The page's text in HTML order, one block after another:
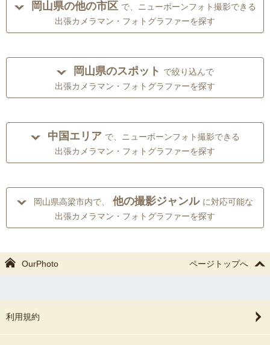
岡山県の他の市区 で、ニューボーンフォト撮影できる
出張カメラマン・フォトグラファーを探す
岡山県のスポット で絞り込んで
出張カメラマン・フォトグラファーを探す
中国エリア で、ニューボーンフォト撮影できる
出張カメラマン・フォトグラファーを探す
岡山県高梁市内で、 他の撮影ジャンル に対応可能な
出張カメラマン・フォトグラファーを探す
OurPhoto ページトップへ
利用規約